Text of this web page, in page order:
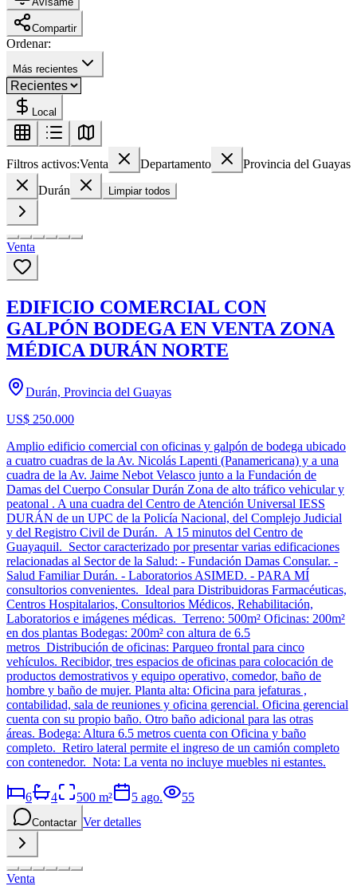
Compartir
Ordenar:
Más recientes
Local
Filtros activos:Venta Departamento
Provincia del Guayas
Durán
Limpiar todos
Venta
EDIFICIO COMERCIAL CON
GALPÓN BODEGA EN VENTA ZONA
MÉDICA DURÁN NORTE
Durán, Provincia del Guayas
US$ 250.000
Amplio edificio comercial con oficinas y galpón de bodega ubicado
a cuatro cuadras de la Av. Nicolás Lapenti (Panamericana) y a una
cuadra de la Av. Jaime Nebot Velasco junto a la Fundación de
Damas del Cuerpo Consular Durán Zona de alto tráfico vehicular y
peatonal . A una cuadra del Centro de Atención Universal IESS
DURÁN de un UPC de la Policía Nacional, del Complejo Judicial
y del Registro Civil de Durán. A 15 minutos del Centro de
Guayaquil. Sector caracterizado por presentar varias edificaciones
relacionadas al Sector de la Salud: - Fundación Damas Consular. -
Salud Familiar Durán. - Laboratorios ASIMED. - PARA MÍ
consultorios convenientes. Ideal para Distribuidoras Farmacéuticas,
Centros Hospitalarios, Consultorios Médicos, Rehabilitación,
Laboratorios e imágenes médicas. Terreno: 500m² Oficinas: 200m²
en dos plantas Bodegas: 200m² con altura de 6.5
metros Distribución de oficinas: Parqueo frontal para cinco
vehículos. Recibidor, tres espacios de oficinas para colocación de
productos demostrativos y equipo operativo, comedor, baño de
hombre y baño de mujer. Planta alta: Oficina para jefaturas ,
contabilidad, sala de reuniones y oficina gerencial. Oficina gerencial
cuenta con su propio baño. Otro baño adicional para las otras
áreas. Bodega: Altura 6.5 metros cuenta con Oficina y baño
completo. Retiro lateral permite el ingreso de un camión completo
con contenedor. Nota: La venta no incluye muebles ni estantes.
6 4 500 m² 5 ago. 55
Contactar Ver detalles
Venta